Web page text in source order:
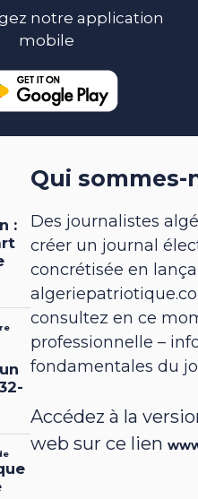
notre application
mobile
Qui sommes-
Des journalistes
créer un journal
concrétisée en
consultez en ce
professionnelle –
fondamentales du
Accédez à la
web sur ce lien